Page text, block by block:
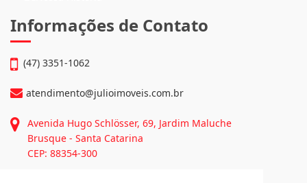
Continue lendo...
Informações de Contato
(47) 3351-1062